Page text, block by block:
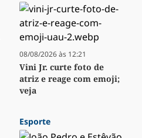
08/08/2026 às 12:21
Vini Jr. curte foto de
atriz e reage com emoji;
veja
Esporte